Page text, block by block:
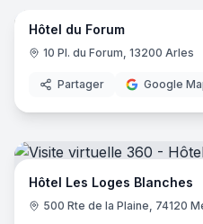
Hôtel du Forum
10 Pl. du Forum, 13200 Arles
Partager Google
Hôtel Les Loges Blanches
500 Rte de la Plaine, 74120